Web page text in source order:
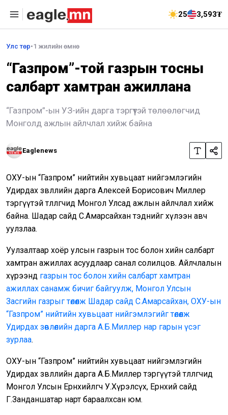
25 3,593₮
Улс төр•1 жилийн өмнө
“Газпром”-той газрын тосны
салбарт хамтран ажиллана
“Газпром”-ын УЗ-ийн дарга тэргүүтэй төлөөлөгчид
Монголд ажлын айлчлал хийж байна
Eaglenews
ОХУ-ын “Газпром” нийтийн хувьцаат нийгэмлэгийн
Удирдах зөвлөлийн дарга Алексей Борисович Миллер
тэргүүтэй төлөөлөгчид Монгол Улсад ажлын айлчлал хийж
байна. Шадар сайд С.Амарсайхан тэднийг хүлээн авч
уулзлаа.
Уулзалтаар хоёр улсын газрын тос болон хийн салбарт
хамтран ажиллах асуудлаар санал солилцов. Айлчлалын
хүрээнд газрын тос болон хийн салбарт хамтран
ажиллах санамж бичиг байгуулж, Монгол Улсын
Засгийн газрыг төлөөлж Шадар сайд С.Амарсайхан, ОХУ-ын
“Газпром” нийтийн хувьцаат нийгэмлэгийг төлөөлж
Удирдах зөвлөлийн дарга А.Б.Миллер нар гарын үсэг
зурлаа.
ОХУ-ын “Газпром” нийтийн хувьцаат нийгэмлэгийн
Удирдах зөвлөлийн дарга А.Б.Миллер тэргүүтэй төлөөлөгчид
Монгол Улсын Ерөнхийлөгч У.Хүрэлсүх, Ерөнхий сайд
Г.Занданшатар нарт бараалхсан юм.